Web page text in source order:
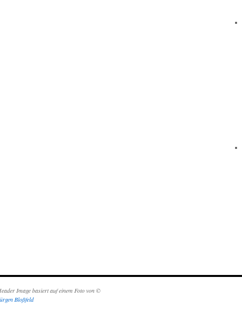
Image basiert auf einem Foto von ©
Bloßfeld